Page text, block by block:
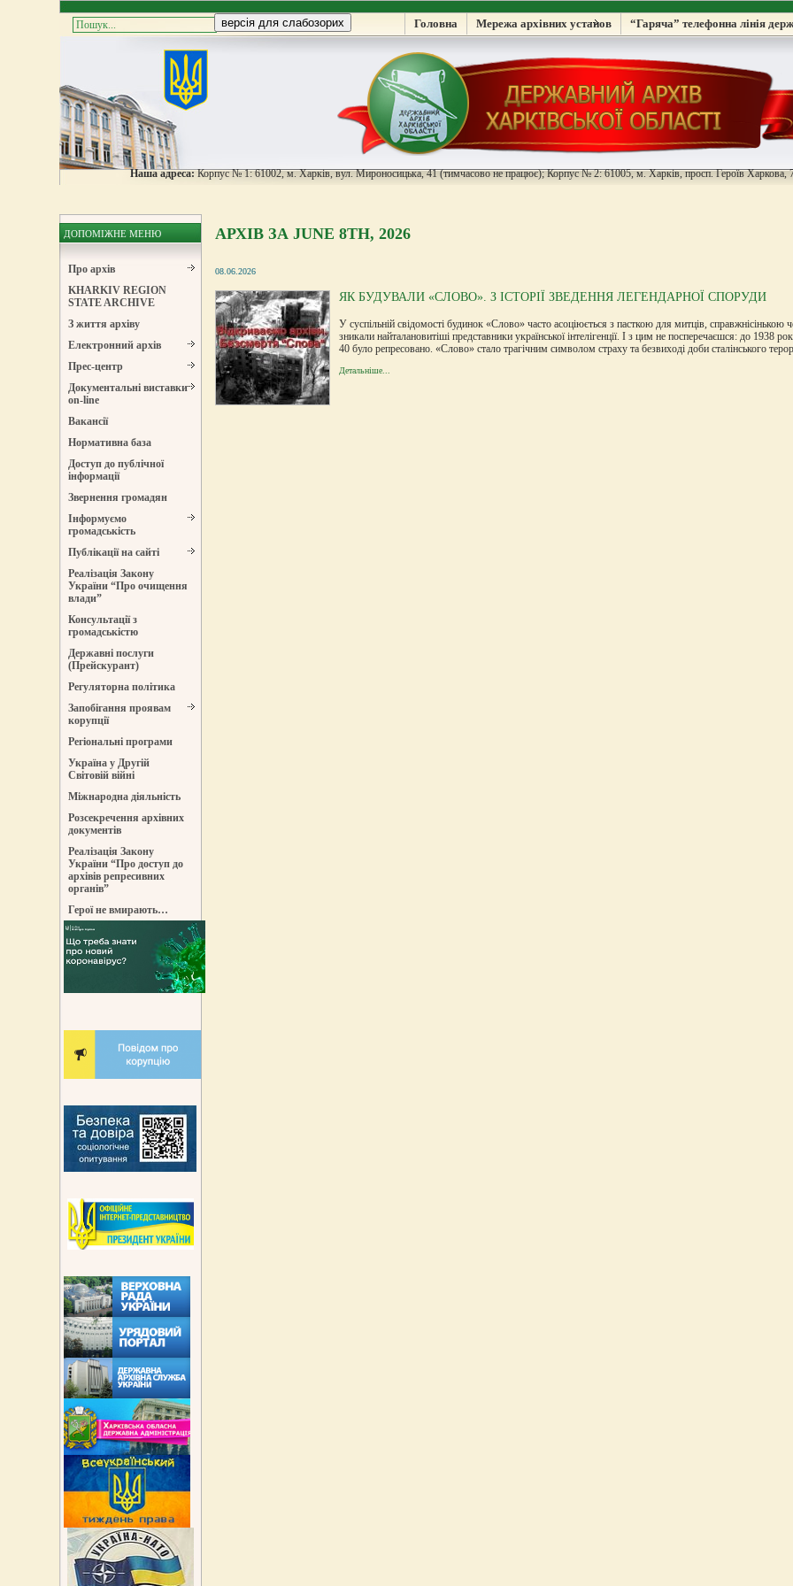
Головна Мережа архівних установ “Гаряча” телефонна лінія
Наша адреса:Корпус № 1: 61002, м. Харків, вул. Мироносицька, 41 (тимчасово не працює); Корпус № 2: 61005, м. Харків, просп. Героїв Харкова,
ДОПОМІЖНЕ МЕНЮ
Про архів
KHARKIV REGION
STATE ARCHIVE
З життя архіву
Електронний архів
Прес-центр
Документальні виставки
on-line
Вакансії
Нормативна база
Доступ до публічної
інформації
Звернення громадян
Інформуємо
громадськість
Публікації на сайті
Реалізація Закону
України “Про очищення
влади”
Консультації з
громадськістю
Державні послуги
(Прейскурант)
Регуляторна політика
Запобігання проявам
корупції
Регіональні програми
Україна у Другій
Світовій війні
Міжнародна діяльність
Розсекречення архівних
документів
Реалізація Закону
України “Про доступ до
архівів репресивних
органів”
Герої не вмирають…
АРХІВ ЗА JUNE 8TH, 2026
08.06.2026
ЯК БУДУВАЛИ «СЛОВО». З ІСТОРІЇ ЗВЕДЕННЯ ЛЕГЕНДАРНОЇ СПОРУДИ
У суспільній свідомості будинок «Слово» часто асоціюється з пасткою для митців,
зникали найталановитіші представники української інтелігенції. І з цим не посперечаєшся: до
40 було репресовано. «Слово» стало трагічним символом страху та безвиході доби сталінського
Детальніше...